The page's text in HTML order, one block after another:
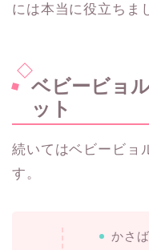
には本当に役立ちま
ベビービョ
ット
続いてはベビービョ
す。
かさ